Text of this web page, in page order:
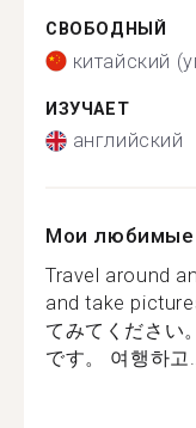
СВОБОДНЫЙ
китайский
ИЗУЧАЕТ
английский
Мои любимые
Travel around
and take
てみてください
です。 여행하고